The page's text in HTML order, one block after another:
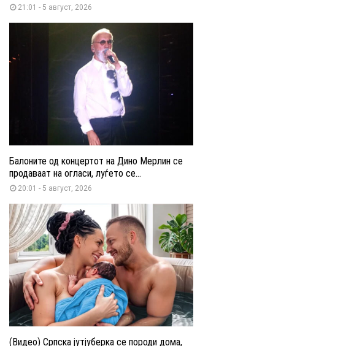
21:01 - 5 август, 2026
Балоните од концертот на Дино Мерлин се
продаваат на огласи, луѓето се...
20:01 - 5 август, 2026
(Видео) Српска јутјуберка се породи дома,